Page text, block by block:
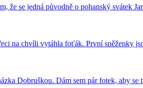
že se jedná původně o pohanský svátek
na chvíli vytáhla foťák. První sněženky
Dobruškou. Dám sem pár fotek, aby se